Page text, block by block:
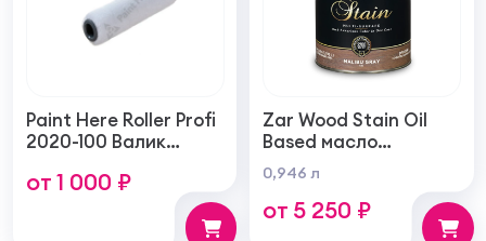
Paint Here Roller Profi
2020-100 Валик
тонкую гладкую
структуру покрытия
от 1 000 ₽
Zar Wood Stain Oil
Based масло
тонирующая по
дереву
0,946 л
от 5 250 ₽